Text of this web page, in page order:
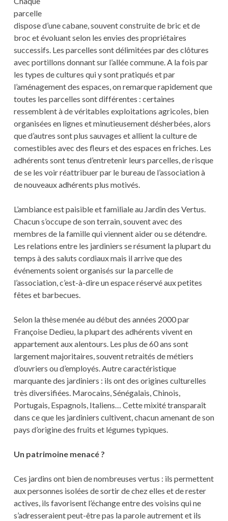
parcelle
dispose d’une cabane, souvent construite de bric et de
broc et évoluant selon les envies des propriétaires
successifs. Les parcelles sont délimitées par des clôtures
avec portillons donnant sur l’allée commune. A la fois par
les types de cultures qui y sont pratiqués et par
l’aménagement des espaces, on remarque rapidement que
toutes les parcelles sont différentes : certaines
ressemblent à de véritables exploitations agricoles, bien
organisées en lignes et minutieusement désherbées, alors
que d’autres sont plus sauvages et allient la culture de
comestibles avec des fleurs et des espaces en friches. Les
adhérents sont tenus d’entretenir leurs parcelles, de risque
de se les voir réattribuer par le bureau de l’association à
de nouveaux adhérents plus motivés.
L’ambiance est paisible et familiale au Jardin des Vertus.
Chacun s’occupe de son terrain, souvent avec des
membres de la famille qui viennent aider ou se détendre.
Les relations entre les jardiniers se résument la plupart du
temps à des saluts cordiaux mais il arrive que des
événements soient organisés sur la parcelle de
l’association, c’est-à-dire un espace réservé aux petites
fêtes et barbecues.
Selon la thèse menée au début des années 2000 par
Françoise Dedieu, la plupart des adhérents vivent en
appartement aux alentours. Les plus de 60 ans sont
largement majoritaires, souvent retraités de métiers
d’ouvriers ou d’employés. Autre caractéristique
marquante des jardiniers : ils ont des origines culturelles
très diversifiées. Marocains, Sénégalais, Chinois,
Portugais, Espagnols, Italiens… Cette mixité transparaît
dans ce que les jardiniers cultivent, chacun amenant de son
pays d’origine des fruits et légumes typiques.
Un patrimoine menacé ?
Ces jardins ont bien de nombreuses vertus : ils permettent
aux personnes isolées de sortir de chez elles et de rester
actives, ils favorisent l’échange entre des voisins qui ne
s’adresseraient peut-être pas la parole autrement et ils